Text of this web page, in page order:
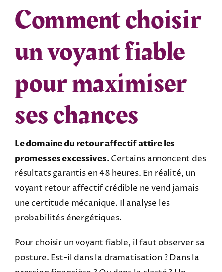
Comment choisir
un voyant fiable
pour maximiser
ses chances
Le domaine du retour affectif attire les
promesses excessives. Certains annoncent des
résultats garantis en 48 heures. En réalité, un
voyant retour affectif crédible ne vend jamais
une certitude mécanique. Il analyse les
probabilités énergétiques.
Pour choisir un voyant fiable, il faut observer sa
posture. Est-il dans la dramatisation ? Dans la